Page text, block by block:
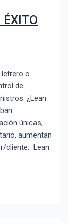
letrero o
de
¿Lean
únicas,
aumentan
cliente. Lean